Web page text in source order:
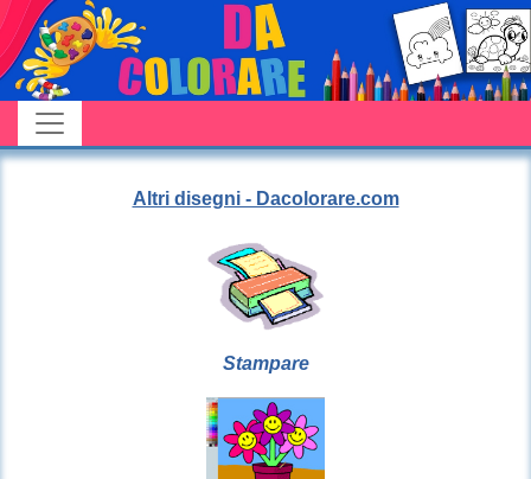
Altri disegni - Dacolorare.com
Stampare